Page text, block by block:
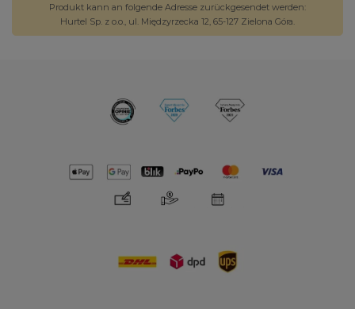
Produkt kann an folgende Adresse zurückgesendet werden:
Hurtel Sp. z o.o., ul. Międzyrzecka 12, 65-127 Zielona Góra.